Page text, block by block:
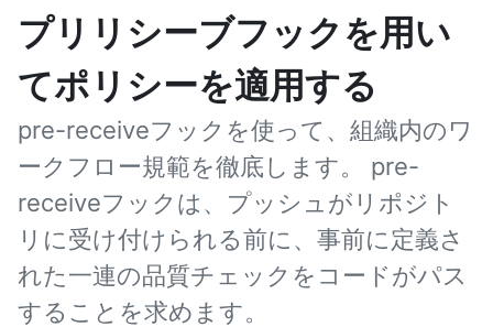
プリリシーブフックを用い
てポリシーを適用する
pre-receiveフックを使って、組織内のワ
ークフロー規範を徹底します。 pre-
receiveフックは、プッシュがリポジト
リに受け付けられる前に、事前に定義さ
れた一連の品質チェックをコードがパス
することを求めます。